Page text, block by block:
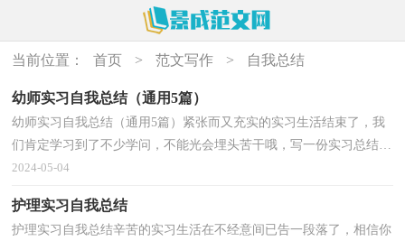
当前位置： 首页 > 范文写作 > 自我总结
幼师实习自我总结（通用5篇）
幼师实习自我总结（通用5篇）紧张而又充实的实习生活结束了，我
们肯定学习到了不少学问，不能光会埋头苦干哦，写一份实习总结
吧。那么好的实习总结是什么样的呢？下面是小编为大家收集...
2024-05-04
护理实习自我总结
护理实习自我总结辛苦的实习生活在不经意间已告一段落了，相信你